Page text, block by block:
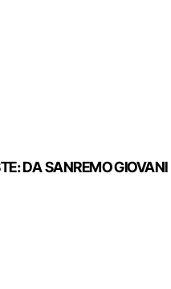
DA SANREMO GIOVANI